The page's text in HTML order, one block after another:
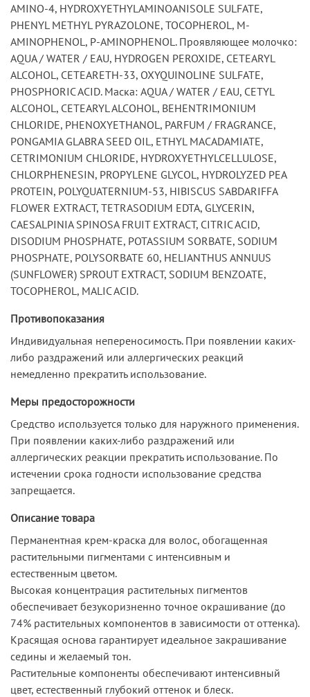
AMINO-4, HYDROXYETHYLAMINOANISOLE SULFATE,
PHENYL METHYL PYRAZOLONE, TOCOPHEROL, M-
AMINOPHENOL, P-AMINOPHENOL. Проявляющее молочко:
AQUA / WATER / EAU, HYDROGEN PEROXIDE, CETEARYL
ALCOHOL, CETEARETH-33, OXYQUINOLINE SULFATE,
PHOSPHORIC ACID. Маска: AQUA / WATER / EAU, CETYL
ALCOHOL, CETEARYL ALCOHOL, BEHENTRIMONIUM
CHLORIDE, PHENOXYETHANOL, PARFUM / FRAGRANCE,
PONGAMIA GLABRA SEED OIL, ETHYL MACADAMIATE,
CETRIMONIUM CHLORIDE, HYDROXYETHYLCELLULOSE,
CHLORPHENESIN, PROPYLENE GLYCOL, HYDROLYZED PEA
PROTEIN, POLYQUATERNIUM-53, HIBISCUS SABDARIFFA
FLOWER EXTRACT, TETRASODIUM EDTA, GLYCERIN,
CAESALPINIA SPINOSA FRUIT EXTRACT, CITRIC ACID,
DISODIUM PHOSPHATE, POTASSIUM SORBATE, SODIUM
PHOSPHATE, POLYSORBATE 60, HELIANTHUS ANNUUS
(SUNFLOWER) SPROUT EXTRACT, SODIUM BENZOATE,
TOCOPHEROL, MALIC ACID.
Противопоказания
Индивидуальная непереносимость. При появлении каких-
либо раздражений или аллергических реакций
немедленно прекратить использование.
Меры предосторожности
Средство используется только для наружного применения.
При появлении каких-либо раздражений или
аллергических реакции прекратить использование. По
истечении срока годности использование средства
запрещается.
Описание товара
Перманентная крем-краска для волос, обогащенная
растительными пигментами с интенсивным и
естественным цветом.
Высокая концентрация растительных пигментов
обеспечивает безукоризненно точное окрашивание (до
74% растительных компонентов в зависимости от оттенка).
Красящая основа гарантирует идеальное закрашивание
седины и желаемый тон.
Растительные компоненты обеспечивают интенсивный
цвет, естественный глубокий оттенок и блеск.